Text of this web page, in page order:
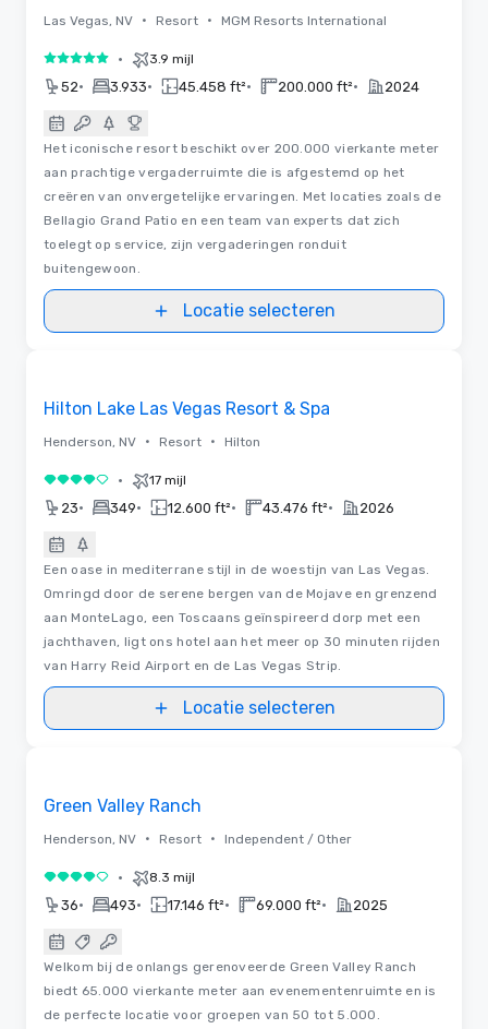
Las Vegas, NV • Resort • MGM Resorts International
5 van 5 • 3.9 mijl
52• 3.933• 45.458 ft²• 200.000 ft²• 2024
Het iconische resort beschikt over 200.000 vierkante meter
aan prachtige vergaderruimte die is afgestemd op het
creëren van onvergetelijke ervaringen. Met locaties zoals de
Bellagio Grand Patio en een team van experts dat zich
toelegt op service, zijn vergaderingen ronduit
buitengewoon.
Locatie selecteren
Hilton Lake Las Vegas Resort & Spa
Henderson, NV • Resort • Hilton
4 van 5 • 17 mijl
23• 349• 12.600 ft²• 43.476 ft²• 2026
Een oase in mediterrane stijl in de woestijn van Las Vegas.
Omringd door de serene bergen van de Mojave en grenzend
aan MonteLago, een Toscaans geïnspireerd dorp met een
jachthaven, ligt ons hotel aan het meer op 30 minuten rijden
van Harry Reid Airport en de Las Vegas Strip.
Locatie selecteren
Green Valley Ranch
Henderson, NV • Resort • Independent / Other
4 van 5 • 8.3 mijl
36• 493• 17.146 ft²• 69.000 ft²• 2025
Welkom bij de onlangs gerenoveerde Green Valley Ranch
biedt 65.000 vierkante meter aan evenementenruimte en is
de perfecte locatie voor groepen van 50 tot 5.000.